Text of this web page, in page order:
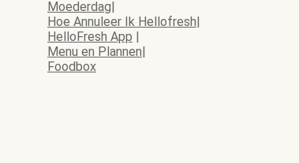
Moederdag|
Hoe Annuleer Ik Hellofresh|
HelloFresh App |
Menu en Plannen|
Foodbox